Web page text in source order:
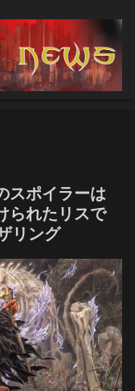
スポイラーは
られたリスで
リング